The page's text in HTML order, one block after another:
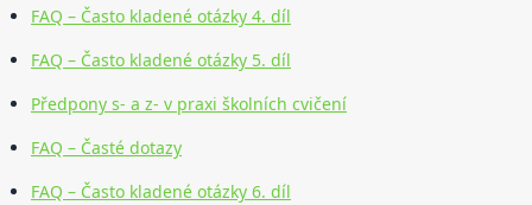
FAQ – Často kladené otázky 4. díl
FAQ – Často kladené otázky 5. díl
Předpony s- a z- v praxi školních cvičení
FAQ – Časté dotazy
FAQ – Často kladené otázky 6. díl